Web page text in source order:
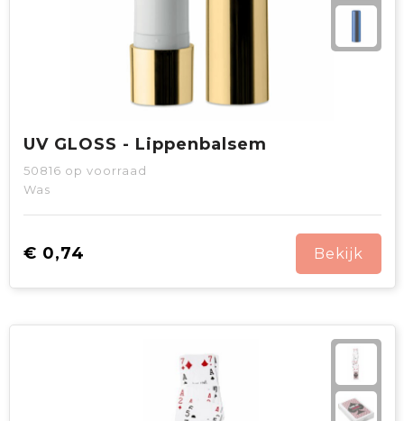
UV GLOSS - Lippenbalsem
50816 op voorraad
Was
€ 0,74 Bekijk